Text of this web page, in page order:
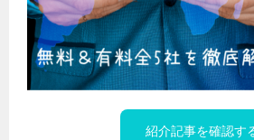
紹介記事を確認す